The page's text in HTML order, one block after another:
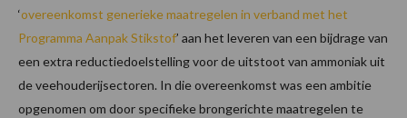
‘overeenkomst generieke maatregelen in verband met het
Programma Aanpak Stikstof’ aan het leveren van een bijdrage van
een extra reductiedoelstelling voor de uitstoot van ammoniak uit
de veehouderijsectoren. In die overeenkomst was een ambitie
opgenomen om door specifieke brongerichte maatregelen te